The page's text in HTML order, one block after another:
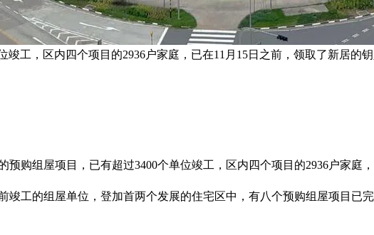
竣工，区内四个项目的2936户家庭，已在11月15日之前，领取了新居的
预购组屋项目，已有超过3400个单位竣工，区内四个项目的2936户家庭
竣工的组屋单位，登加首两个发展的住宅区中，有八个预购组屋项目